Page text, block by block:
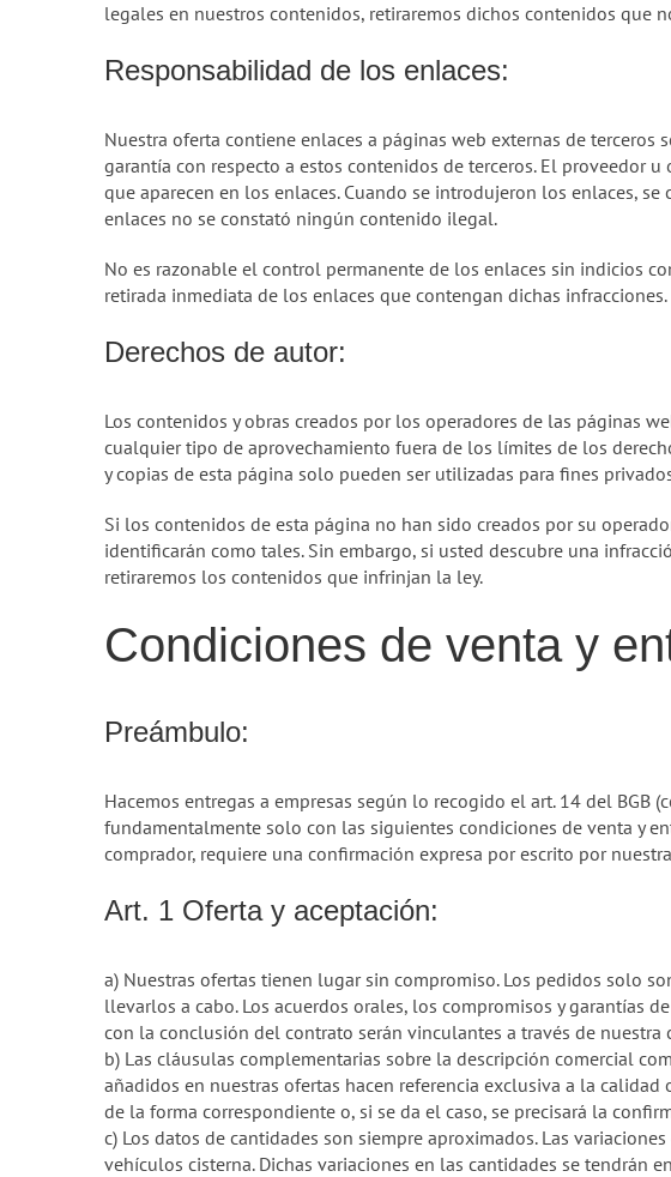
legales en nuestros contenidos, retiraremos dichos contenidos que
Responsabilidad de los enlaces:
Nuestra oferta contiene enlaces a páginas web externas de
garantía con respecto a estos contenidos de terceros. El proveedor
que aparecen en los enlaces. Cuando se introdujeron los enlaces,
enlaces no se constató ningún contenido ilegal.
No es razonable el control permanente de los enlaces sin indicios
retirada inmediata de los enlaces que contengan dichas infracciones.
Derechos de autor:
Los contenidos y obras creados por los operadores de las páginas
cualquier tipo de aprovechamiento fuera de los límites de los
y copias de esta página solo pueden ser utilizadas para fines
Si los contenidos de esta página no han sido creados por su
identificarán como tales. Sin embargo, si usted descubre una
retiraremos los contenidos que infrinjan la ley.
Condiciones de venta y
Preámbulo:
Hacemos entregas a empresas según lo recogido el art. 14 del
fundamentalmente solo con las siguientes condiciones de venta y
comprador, requiere una confirmación expresa por escrito por
Art. 1 Oferta y aceptación:
a) Nuestras ofertas tienen lugar sin compromiso. Los pedidos solo
llevarlos a cabo. Los acuerdos orales, los compromisos y garantías
con la conclusión del contrato serán vinculantes a través de
b) Las cláusulas complementarias sobre la descripción comercial
añadidos en nuestras ofertas hacen referencia exclusiva a la
de la forma correspondiente o, si se da el caso, se precisará la
c) Los datos de cantidades son siempre aproximados. Las
vehículos cisterna. Dichas variaciones en las cantidades se tendrán